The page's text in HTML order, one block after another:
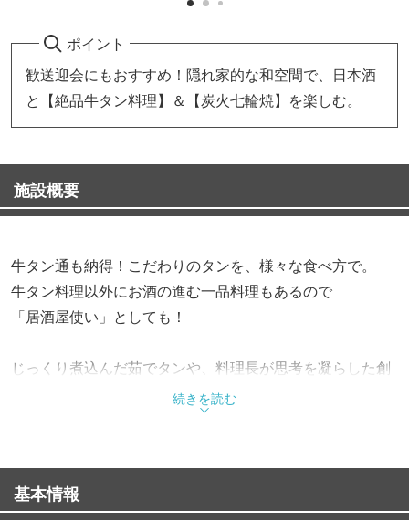
ポイント
歓送迎会にもおすすめ！隠れ家的な和空間で、日本酒
と【絶品牛タン料理】＆【炭火七輪焼】を楽しむ。
施設概要
牛タン通も納得！こだわりのタンを、様々な食べ方で。
牛タン料理以外にお酒の進む一品料理もあるので
「居酒屋使い」としても！
じっくり煮込んだ茹でタンや、料理長が思考を凝らした創
炭火七輪焼きも名物で、じっくりと備長炭で焼き上げた肉
ドリンクは日本酒にこだわり、季節酒や珍しいものもご用
意。
続きを読む
基本情報